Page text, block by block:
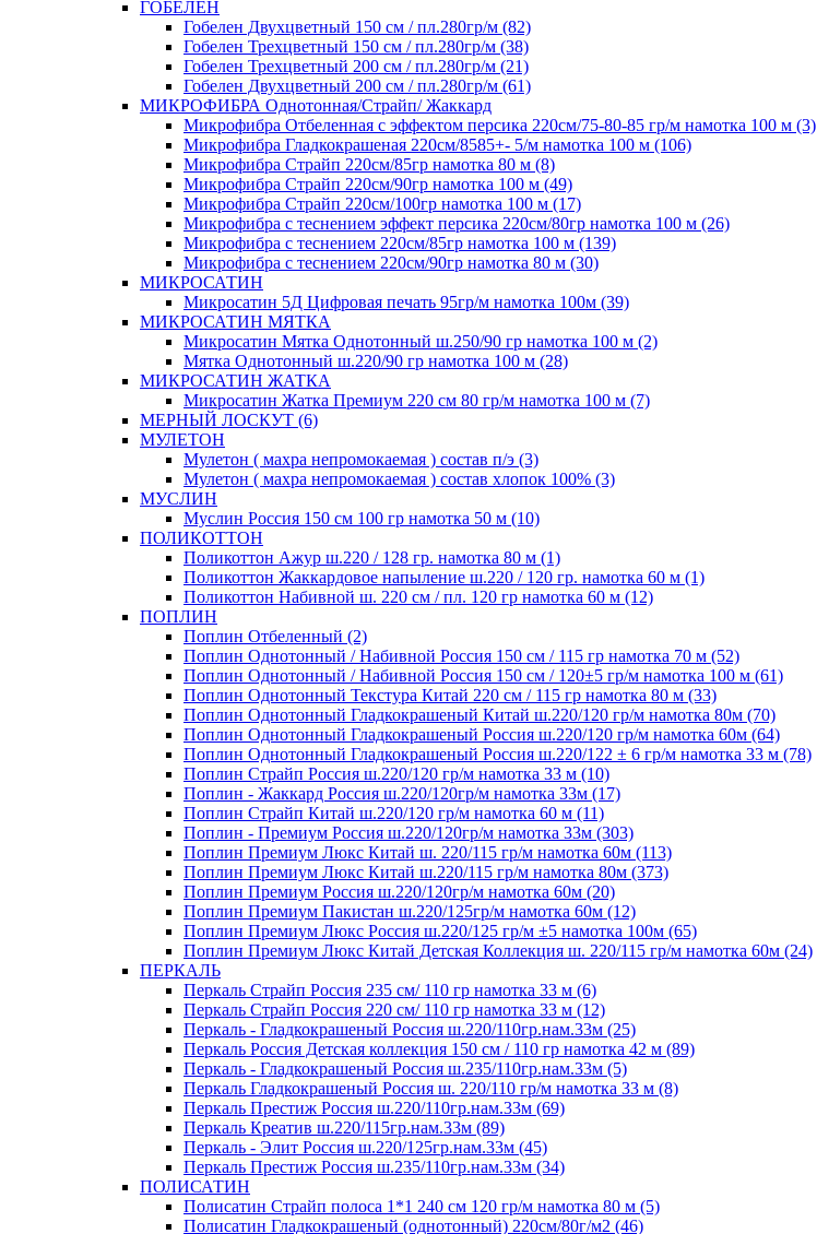
ГОБЕЛЕН
Гобелен Двухцветный 150 см / пл.280гр/м (82)
Гобелен Трехцветный 150 см / пл.280гр/м (38)
Гобелен Трехцветный 200 см / пл.280гр/м (21)
Гобелен Двухцветный 200 см / пл.280гр/м (61)
МИКРОФИБРА Однотонная/Страйп/ Жаккард
Микрофибра Отбеленная с эффектом персика 220см/75-80-85 гр/м намотка 100 м (3)
Микрофибра Гладкокрашеная 220см/8585+- 5/м намотка 100 м (106)
Микрофибра Страйп 220см/85гр намотка 80 м (8)
Микрофибра Страйп 220см/90гр намотка 100 м (49)
Микрофибра Страйп 220см/100гр намотка 100 м (17)
Микрофибра с теснением эффект персика 220см/80гр намотка 100 м (26)
Микрофибра с теснением 220см/85гр намотка 100 м (139)
Микрофибра с теснением 220см/90гр намотка 80 м (30)
МИКРОСАТИН
Микросатин 5Д Цифровая печать 95гр/м намотка 100м (39)
МИКРОСАТИН МЯТКА
Микросатин Мятка Однотонный ш.250/90 гр намотка 100 м (2)
Мятка Однотонный ш.220/90 гр намотка 100 м (28)
МИКРОСАТИН ЖАТКА
Микросатин Жатка Премиум 220 см 80 гр/м намотка 100 м (7)
МЕРНЫЙ ЛОСКУТ (6)
МУЛЕТОН
Мулетон ( махра непромокаемая ) состав п/э (3)
Мулетон ( махра непромокаемая ) состав хлопок 100% (3)
МУСЛИН
Муслин Россия 150 см 100 гр намотка 50 м (10)
ПОЛИКОТТОН
Поликоттон Ажур ш.220 / 128 гр. намотка 80 м (1)
Поликоттон Жаккардовое напыление ш.220 / 120 гр. намотка 60 м (1)
Поликоттон Набивной ш. 220 см / пл. 120 гр намотка 60 м (12)
ПОПЛИН
Поплин Отбеленный (2)
Поплин Однотонный / Набивной Россия 150 см / 115 гр намотка 70 м (52)
Поплин Однотонный / Набивной Россия 150 см / 120±5 гр/м намотка 100 м (61)
Поплин Однотонный Текстура Китай 220 см / 115 гр намотка 80 м (33)
Поплин Однотонный Гладкокрашеный Китай ш.220/120 гр/м намотка 80м (70)
Поплин Однотонный Гладкокрашеный Россия ш.220/120 гр/м намотка 60м (64)
Поплин Однотонный Гладкокрашеный Россия ш.220/122 ± 6 гр/м намотка 33 м (78)
Поплин Страйп Россия ш.220/120 гр/м намотка 33 м (10)
Поплин - Жаккард Россия ш.220/120гр/м намотка 33м (17)
Поплин Страйп Китай ш.220/120 гр/м намотка 60 м (11)
Поплин - Премиум Россия ш.220/120гр/м намотка 33м (303)
Поплин Премиум Люкс Китай ш. 220/115 гр/м намотка 60м (113)
Поплин Премиум Люкс Китай ш.220/115 гр/м намотка 80м (373)
Поплин Премиум Россия ш.220/120гр/м намотка 60м (20)
Поплин Премиум Пакистан ш.220/125гр/м намотка 60м (12)
Поплин Премиум Люкс Россия ш.220/125 гр/м ±5 намотка 100м (65)
Поплин Премиум Люкс Китай Детская Коллекция ш. 220/115 гр/м намотка 60м (24)
ПЕРКАЛЬ
Перкаль Страйп Россия 235 см/ 110 гр намотка 33 м (6)
Перкаль Страйп Россия 220 см/ 110 гр намотка 33 м (12)
Перкаль - Гладкокрашеный Россия ш.220/110гр.нам.33м (25)
Перкаль Россия Детская коллекция 150 см / 110 гр намотка 42 м (89)
Перкаль - Гладкокрашеный Россия ш.235/110гр.нам.33м (5)
Перкаль Гладкокрашеный Россия ш. 220/110 гр/м намотка 33 м (8)
Перкаль Престиж Россия ш.220/110гр.нам.33м (69)
Перкаль Креатив ш.220/115гр.нам.33м (89)
Перкаль - Элит Россия ш.220/125гр.нам.33м (45)
Перкаль Престиж Россия ш.235/110гр.нам.33м (34)
ПОЛИСАТИН
Полисатин Страйп полоса 1*1 240 см 120 гр/м намотка 80 м (5)
Полисатин Гладкокрашеный (однотонный) 220см/80г/м2 (46)